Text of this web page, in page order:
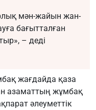
мән-жайын жан-
бағытталған
– деді
жағдайда қаза
азаматтың жұмбақ
әлеуметтік